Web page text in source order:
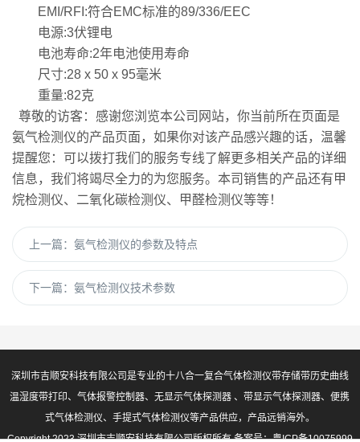
EMI/RFI:符合EMC标准的89/336/EEC
电源:3伏锂电
电池寿命:2年电池使用寿命
尺寸:28 x 50 x 95毫米
重量:82克
尊敬的访客：感谢您浏览本公司网站，你当前所在页面是
氨气检测仪的产品页面，如果你对该产品感兴趣的话，温馨
提醒您：可以拨打我们的服务专线了解更多相关产品的详细
信息，我们将竭尽全力的为您服务。本司销售的产品还有甲
烷检测仪、二氧化碳检测仪、甲醛检测仪等等！
上一篇： 氨气检测仪的参数及特点
下一篇： 氨气检测仪技术参数
深圳市吉顺安科技有限公司是专业的十八合一复合气体检测仪带存储带历史曲线
温湿度带打印、气体报警控制器、无显示气体探测器 、带显示气体探测器、便携
式气体检测仪、手提式气体检测仪等产品供应，产品远销海外。
Copyright 2023 深圳市吉顺安科技有限公司版权所有 备案号：粤ICP备10075999